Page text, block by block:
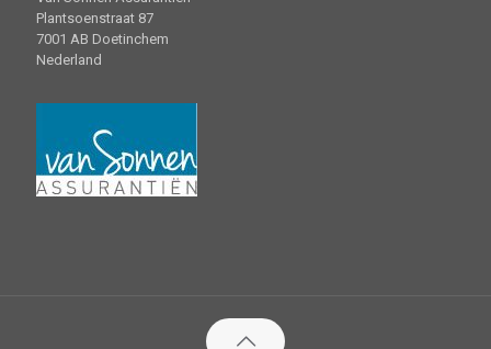
Plantsoenstraat 87
7001 AB Doetinchem
Nederland